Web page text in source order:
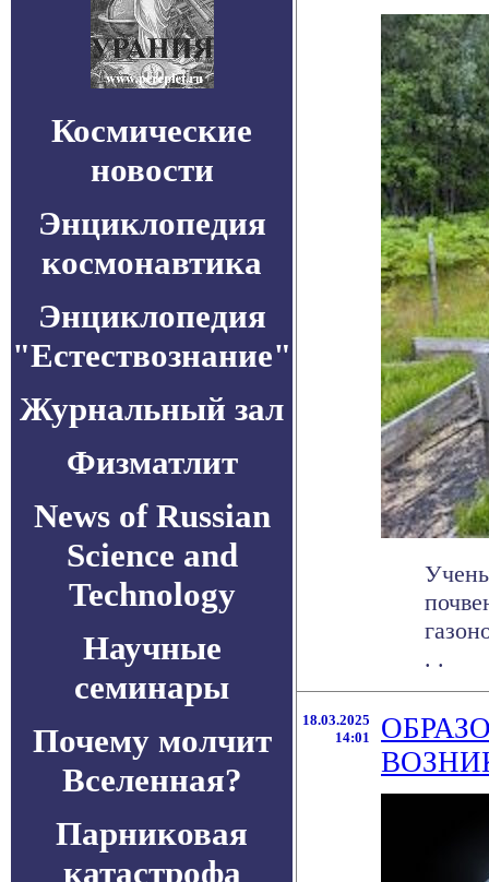
Космические
новости
Энциклопедия
космонавтика
Энциклопедия
"Естествознание"
Журнальный зал
Физматлит
News of Russian
Science and
Technology
Научные
семинары
Почему молчит
Вселенная?
Парниковая
катастрофа
. .
18.03.2025
14:01